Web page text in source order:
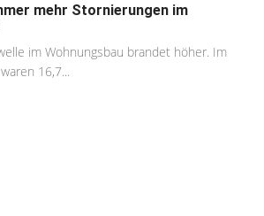
mehr Stornierungen im
im Wohnungsbau brandet höher. Im
16,7...